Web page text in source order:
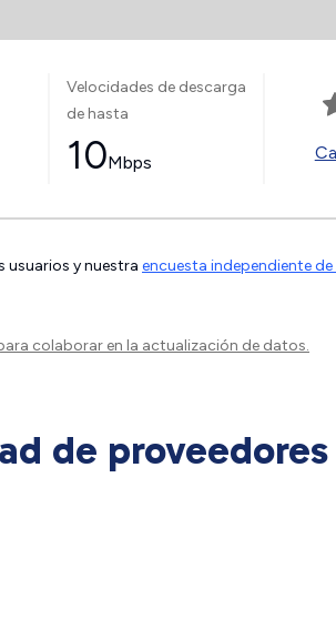
Velocidades de descarga
de hasta
10Mbps
usuarios y nuestra encuesta independiente
colaborar en la actualización de datos.
de